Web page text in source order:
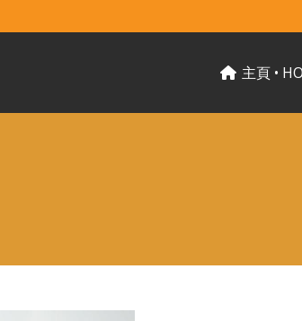
主頁 •